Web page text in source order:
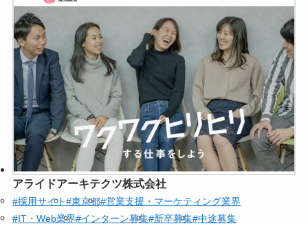
アライドアーキテクツ株式会社
#採用サイト#東京都#営業支援・マーケティング業界
#IT・Web業界#インターン募集#新卒募集#中途募集